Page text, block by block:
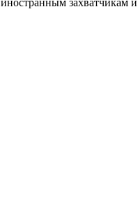
захватчикам